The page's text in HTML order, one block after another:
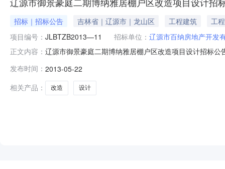
招标｜招标公告 吉林省｜辽源市｜龙山区 工程建筑
工程
项目编号： JLBTZB2013—11 招标单位： 辽源市百纳房地产开发
正文内容： 辽源市御景豪庭二期博纳雅居棚户区改造项目设计招标
一、招标条件本项目辽源市御景豪庭二期博纳雅居棚户
发布时间： 2013-05-22
相关产品：
改造 设计